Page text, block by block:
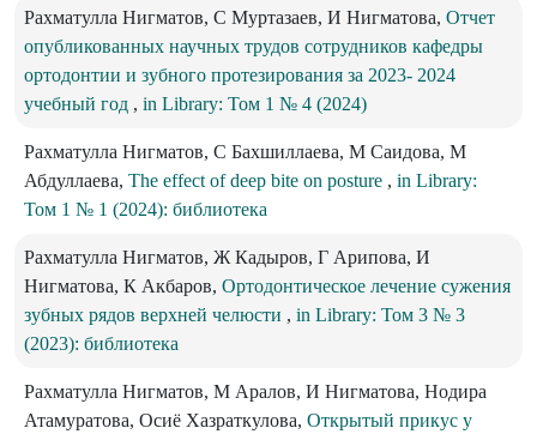
Рахматулла Нигматов, С Муртазаев, И Нигматова, Отчет
опубликованных научных трудов сотрудников кафедры
ортодонтии и зубного протезирования за 2023- 2024
учебный год , in Library: Том 1 № 4 (2024)
Рахматулла Нигматов, С Бахшиллаева, М Саидова, М
Абдуллаева, The effect of deep bite on posture , in Library:
Том 1 № 1 (2024): библиотека
Рахматулла Нигматов, Ж Кадыров, Г Арипова, И
Нигматова, К Акбаров, Ортодонтическое лечение сужения
зубных рядов верхней челюсти , in Library: Том 3 № 3
(2023): библиотека
Рахматулла Нигматов, М Аралов, И Нигматова, Нодира
Атамуратова, Осиё Хазраткулова, Открытый прикус у